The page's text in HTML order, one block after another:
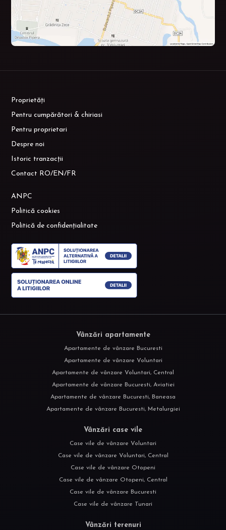
Proprietăți
Pentru cumpărători & chiriasi
Pentru proprietari
Despre noi
Istoric tranzacții
Contact RO/EN/FR
ANPC
Politică cookies
Politică de confidențialitate
Vânzări apartamente
Apartamente de vânzare Bucuresti
Apartamente de vânzare Voluntari
Apartamente de vânzare Voluntari, Central
Apartamente de vânzare Bucuresti, Aviatiei
Apartamente de vânzare Bucuresti, Baneasa
Apartamente de vânzare Bucuresti, Metalurgiei
Vânzări case vile
Case vile de vânzare Voluntari
Case vile de vânzare Voluntari, Central
Case vile de vânzare Otopeni
Case vile de vânzare Otopeni, Central
Case vile de vânzare Bucuresti
Case vile de vânzare Tunari
Vânzări terenuri